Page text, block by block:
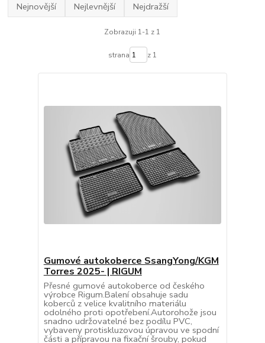
Nejnovější Nejlevnější Nejdražší
Zobrazuji 1-1 z 1
strana z 1
Gumové autokoberce SsangYong/KGM
Torres 2025- | RIGUM
Přesné gumové autokoberce od českého
výrobce Rigum.Balení obsahuje sadu
koberců z velice kvalitního materiálu
odolného proti opotřebení.Autorohože jsou
snadno udržovatelné bez podílu PVC,
vybaveny protiskluzovou úpravou ve spodní
části a přípravou na fixační šrouby, pokud